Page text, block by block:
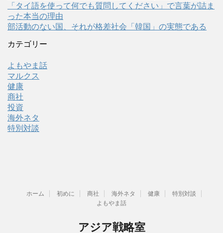
「タイ語を使って何でも質問してください」で言葉が詰ま
った本当の理由
部活動のない国、それが格差社会「韓国」の実態である
カテゴリー
よもやま話
マルクス
健康
商社
投資
海外ネタ
特別対談
ホーム 初めに 商社 海外ネタ 健康
特別対談
よもやま話
アジア戦略室